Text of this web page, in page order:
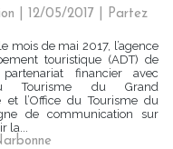
| 12/05/2017
Partez
mois de mai 2017, l’agence
touristique (ADT) de
financier avec
Tourisme du Grand
et l’Office du Tourisme du
de communication sur
la...